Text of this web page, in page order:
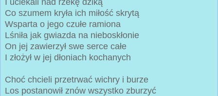
I uciekali nad rzekę dziką
Co szumem kryła ich miłość skrytą
Wsparta o jego czułe ramiona
Lśniła jak gwiazda na nieboskłonie
On jej zawierzył swe serce całe
I złożył w jej dłoniach kochanych
Choć chcieli przetrwać wichry i burze
Los postanowił znów wszystko zburzyć